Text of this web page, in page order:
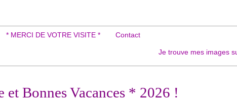
* MERCI DE VOTRE VISITE * Contact
Je trouve mes images sur le
et Bonnes Vacances * 2026 !